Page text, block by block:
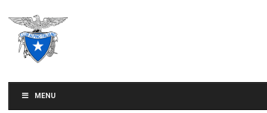
MENU